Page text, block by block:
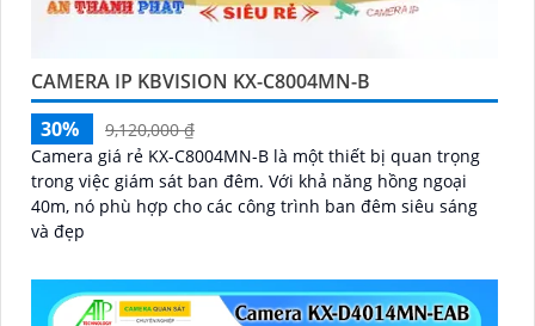
CAMERA IP KBVISION KX-C8004MN-B
30%
9,120,000 ₫
Camera giá rẻ KX-C8004MN-B là một thiết bị quan trọng
trong việc giám sát ban đêm. Với khả năng hồng ngoại
40m, nó phù hợp cho các công trình ban đêm siêu sáng
và đẹp